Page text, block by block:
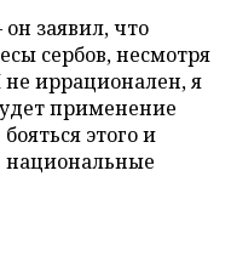
заявил, что
сербов, несмотря
иррационален, я
применение
этого и
национальные